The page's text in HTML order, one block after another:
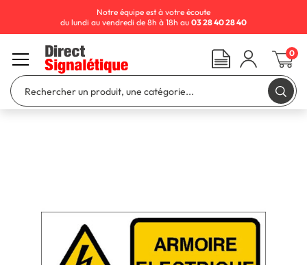
Notre équipe est à votre écoute
du lundi au vendredi de 8h à 18h au 03 28 40 28 40
0